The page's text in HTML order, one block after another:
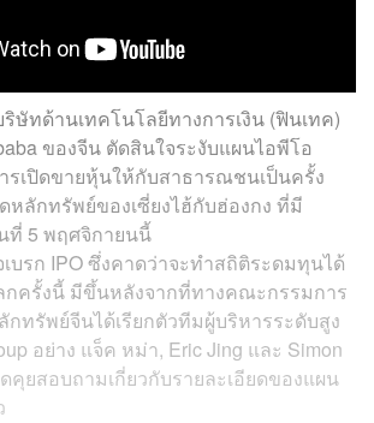
ริษัทด้านเทคโนโลยีทางการเงิน (ฟินเทค)
ของจีน ตัดสินใจระงับแผนไอพีโอ
รเปิดขายหุ้นให้กับสาธารณชนเป็นครั้ง
หลักทรัพย์ของเซี่ยงไฮ้กับฮ่องกง ที่มี
ที่ 5 พฤศจิกายนนี้
บรก IPO ซึ่งคาดว่าจะทำสถิติระดมทุนได้
กครั้งนี้ มีขึ้นหลังจากที่ทางคณะกรรมการ
ทรัพย์จีนได้เรียกตัวทีมผู้บริหารระดับสูง
อย่าง แจ็ค หม่า, Eric Jing และ Simon
คุยสอบถามเกี่ยวกับรายละเอียดของแผน